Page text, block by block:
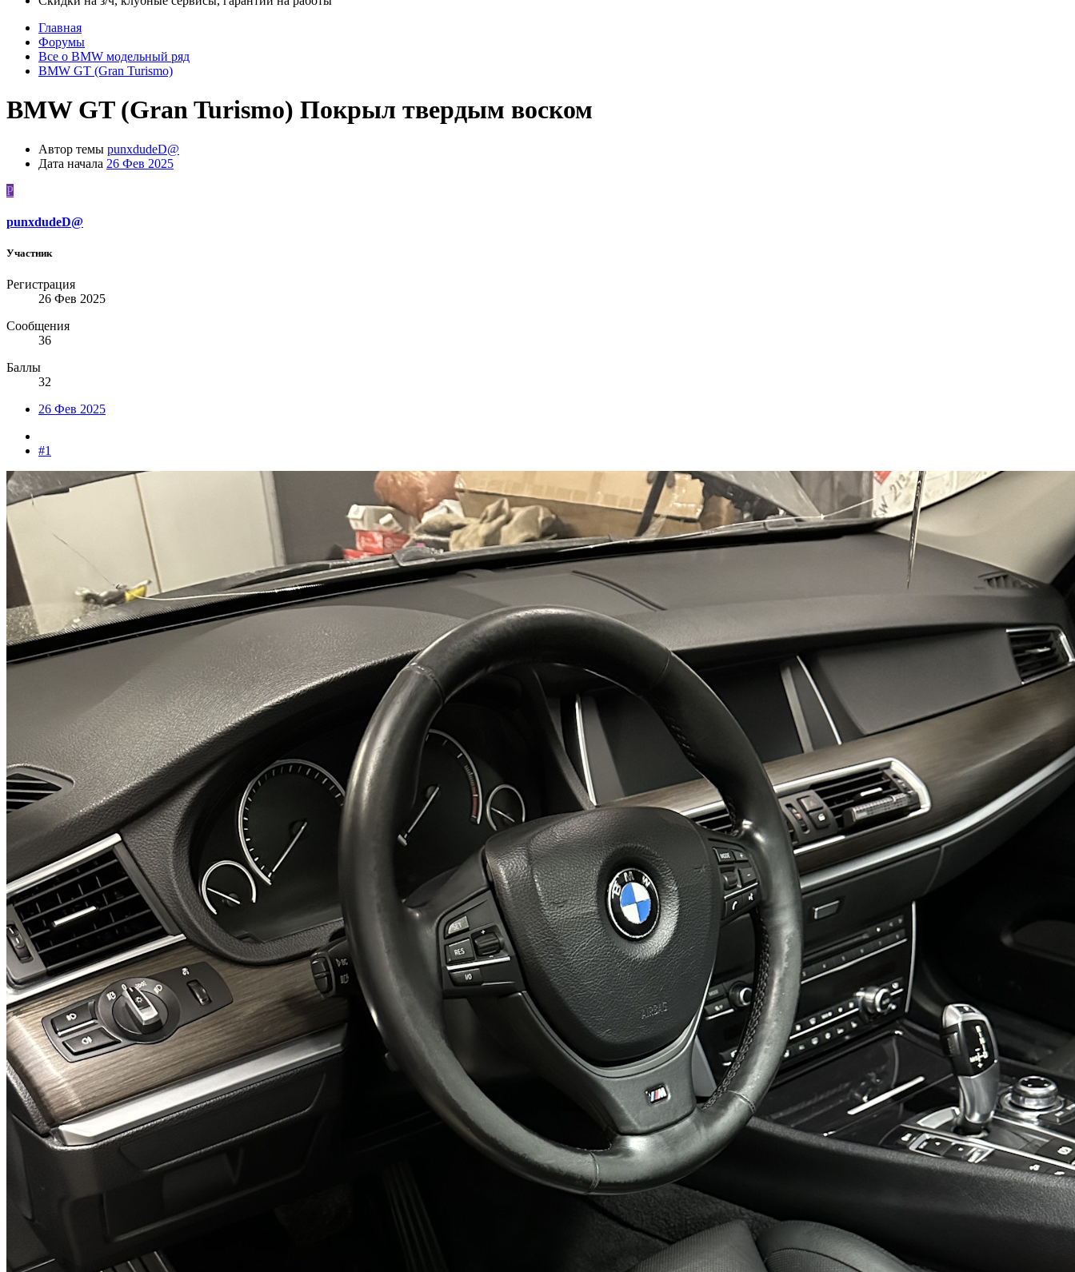
Главная
Форумы
Все о BMW модельный ряд
BMW GT (Gran Turismo)
BMW GT (Gran Turismo) Покрыл твердым воском
Автор темы punxdudeD@
Дата начала 26 Фев 2025
P
punxdudeD@
Участник
Регистрация
26 Фев 2025
Сообщения
36
Баллы
32
26 Фев 2025
#1